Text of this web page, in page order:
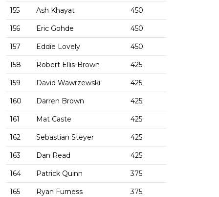
155 Ash Khayat 450
156 Eric Gohde 450
157 Eddie Lovely 450
158 Robert Ellis-Brown 425
159 David Wawrzewski 425
160 Darren Brown 425
161 Mat Caste 425
162 Sebastian Steyer 425
163 Dan Read 425
164 Patrick Quinn 375
165 Ryan Furness 375